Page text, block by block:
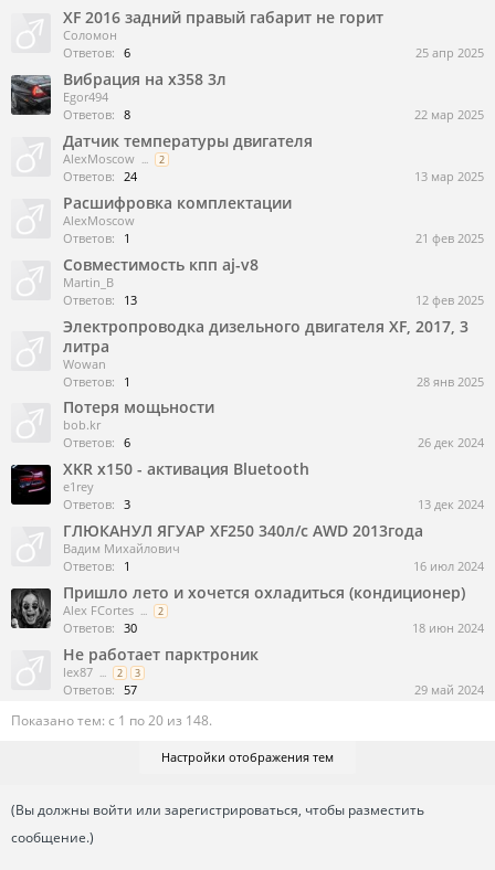
XF 2016 задний правый габарит не горит
Соломон
Ответов: 6 25 апр 2025
Вибрация на x358 3л
Egor494
Ответов: 8 22 мар 2025
Датчик температуры двигателя
AlexMoscow ... 2
Ответов: 24 13 мар 2025
Расшифровка комплектации
AlexMoscow
Ответов:
1 21 фев 2025
Совместимость кпп aj-v8
Martin_B
Ответов:
13 12 фев 2025
Электропроводка дизельного двигателя ХF, 2017, 3
литра
Wowan
Ответов:
1 28 янв 2025
Потеря мощьности
bob.kr
Ответов: 6 26 дек 2024
XKR x150 - активация Bluetooth
e1rey
Ответов: 3 13 дек 2024
ГЛЮКАНУЛ ЯГУАР XF250 340л/с AWD 2013года
Вадим Михайлович
Ответов:
1 16 июл 2024
Пришло лето и хочется охладиться (кондиционер)
Alex FCortes ... 2
Ответов: 30 18 июн 2024
Не работает парктроник
lex87 ... 2 3
Ответов: 57 29 май 2024
Показано тем: с 1 по 20 из 148.
Настройки отображения тем
(Вы должны войти или зарегистрироваться, чтобы разместить
сообщение.)